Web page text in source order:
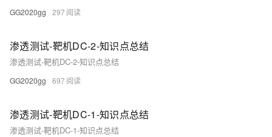
GG2020gg 297
渗透测试-靶机DC-2-知识点总结
渗透测试-靶机DC-2-知识点总结
GG2020gg 697
渗透测试-靶机DC-1-知识点总结
渗透测试-靶机DC-1-知识点总结